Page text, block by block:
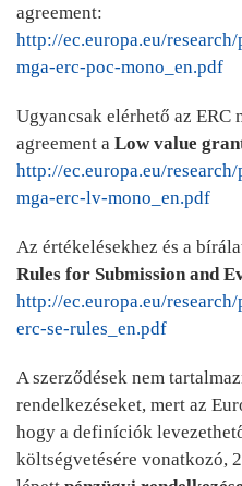
agreement:
http://ec.europa.eu/
mga-erc-poc-mono_en.pdf
Ugyancsak elérhető az
agreement a Low value
http://ec.europa.eu/
mga-erc-lv-mono_en.pdf
Az értékelésekhez és a
Rules for Submission and
http://ec.europa.eu/
erc-se-rules_en.pdf
A szerződések nem
rendelkezéseket, mert az
hogy a definíciók
költségvetésére vonatkozó,